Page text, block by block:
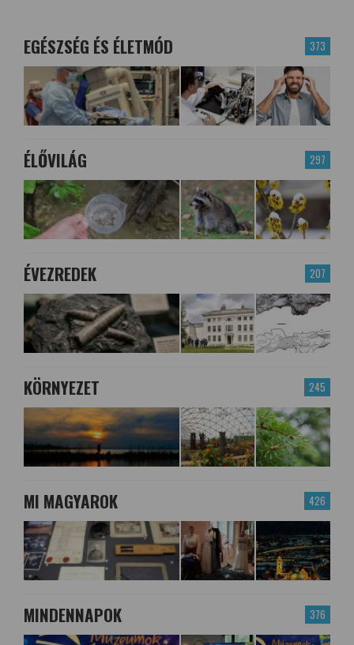
373
EGÉSZSÉG ÉS ÉLETMÓD
297
ÉLŐVILÁG
207
ÉVEZREDEK
245
KÖRNYEZET
426
MI MAGYAROK
376
MINDENNAPOK